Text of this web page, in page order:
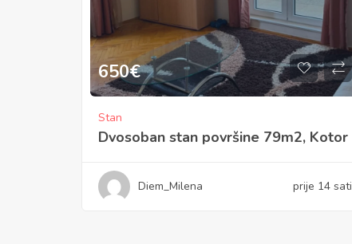
650€
Stan
Dvosoban stan površine 79m2, Kotor
Diem_Milena prije 14 sati